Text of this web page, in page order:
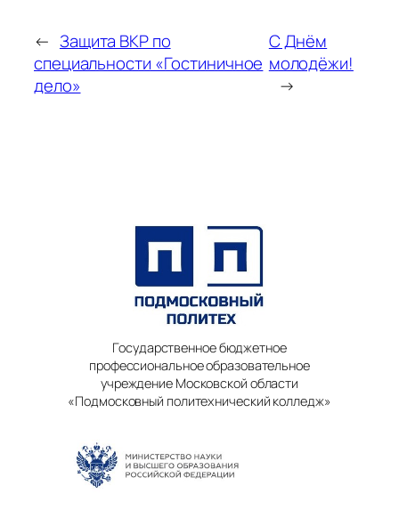
← Защита ВКР по
специальности «Гостиничное
дело»
С Днём
молодёжи!
→
Государственное бюджетное
профессиональное образовательное
учреждение Московской области
«Подмосковный политехнический колледж»